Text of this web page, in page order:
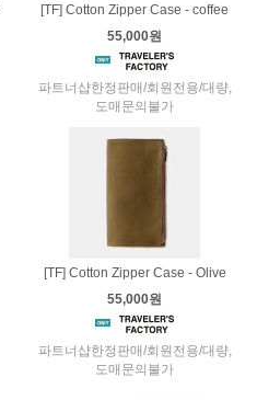
[TF] Cotton Zipper Case - coffee
55,000원
파트너샵한정판매/회원전용/대량,
도매문의불가
[TF] Cotton Zipper Case - Olive
55,000원
파트너샵한정판매/회원전용/대량,
도매문의불가